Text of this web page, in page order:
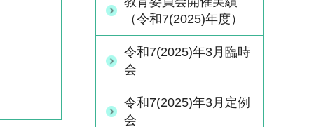
（令和7(2025)年度）
令和7(2025)年3月臨時
会
令和7(2025)年3月定例
会